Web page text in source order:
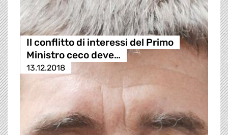
Il conflitto di interessi del Primo
Ministro ceco deve…
13.12.2018